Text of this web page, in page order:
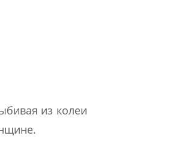
из колеи